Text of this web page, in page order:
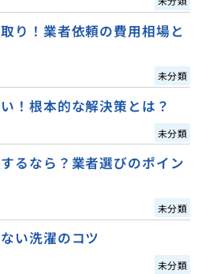
り！業者依頼の費用相場と
未分類
！根本的な解決策とは？
未分類
るなら？業者選びのポイン
未分類
い洗濯のコツ
未分類